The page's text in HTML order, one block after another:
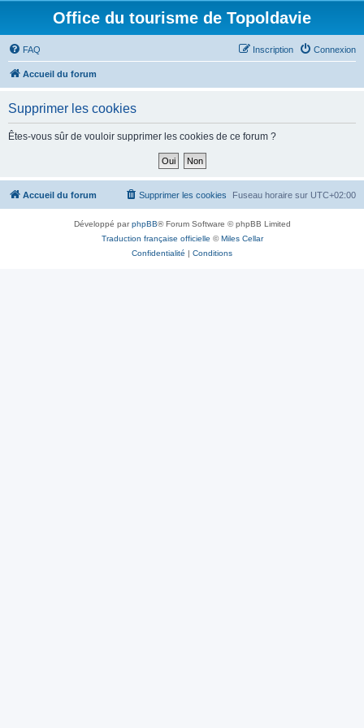
Office du tourisme de Topoldavie
FAQ Connexion
Inscription
Accueil du forum
Supprimer les cookies
Êtes-vous sûr de vouloir supprimer les cookies de ce forum ?
Accueil du forum Fuseau horaire sur UTC+02:00
Supprimer les cookies
Développé parphpBB® Forum Software © phpBB Limited
Traduction française officielle ©Miles Cellar
Confidentialité | Conditions